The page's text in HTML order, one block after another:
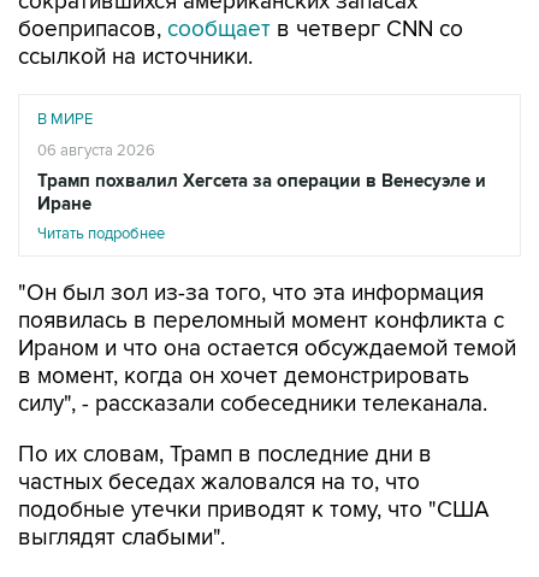
ссылкой на источники.
В МИРЕ
Трамп похвалил Хегсета за операции в Венесуэле и
Иране
Читать подробнее
"Он был зол из-за того, что эта информация
Ираном и что она остается обсуждаемой темой
в момент, когда он хочет демонстрировать
силу", - рассказали собеседники телеканала.
По их словам, Трамп в последние дни в
подобные утечки приводят к тому, что "США
выглядят слабыми".
Ранее в четверг Трамп обвинил в